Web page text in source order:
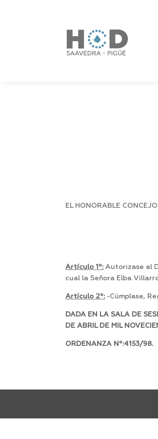
EL HONORABLE
Artículo 1º: Autorizase al
cual la Señora Elba
Artículo 2º: -Cúmplase,
DADA EN LA SALA DE
DE ABRIL DE MIL
ORDENANZA Nº:4153/98.